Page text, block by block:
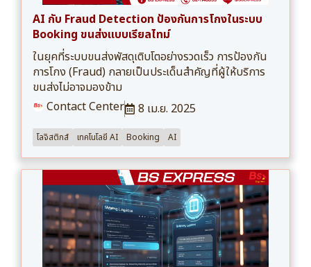
AI กับ Fraud Detection ป้องกันการโกงในระบบ
Booking ขนส่งแบบเรียลไทม์
ในยุคที่ระบบขนส่งพัสดุเติบโตอย่างรวดเร็ว การป้องกัน
การโกง (Fraud) กลายเป็นประเด็นสำคัญที่ผู้ให้บริการ
ขนส่งไม่อาจมองข้าม
Contact Center
8 เม.ย. 2025
โลจิสติกส์ เทคโนโลยี AI Booking AI